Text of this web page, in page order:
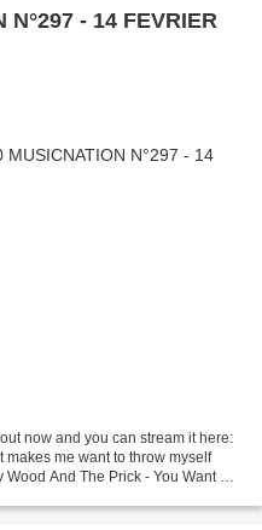
N°297 - 14 FEVRIER
now and you can stream it here:
makes me want to throw myself
And The Prick - You Want My